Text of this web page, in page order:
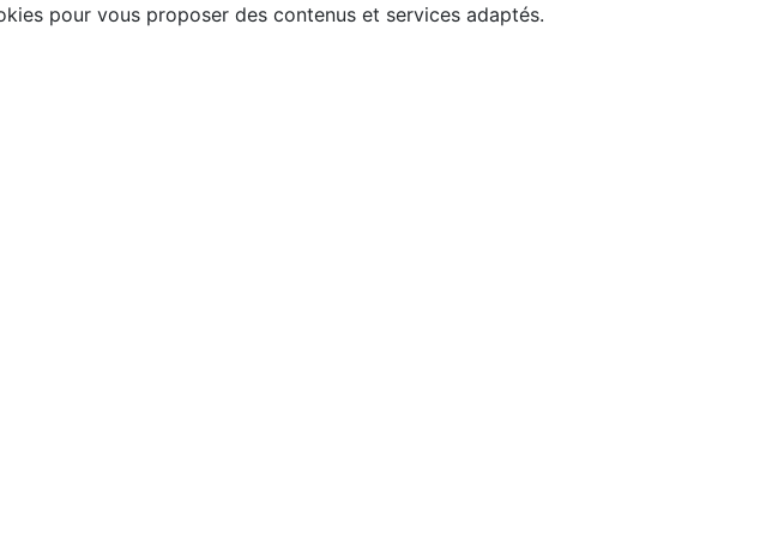
pour vous proposer des contenus et services adaptés.